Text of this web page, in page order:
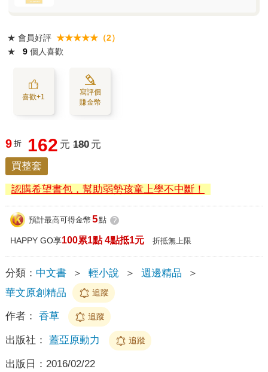
★ 會員好評 ★★★★★（2）
★
9 個人喜歡
喜歡+1
寫評價
賺金幣
9 折 162 元 180 元
買整套
認購希望書包，幫助弱勢孩童上學不中斷！
預計最高可得金幣 5點 ?
HAPPY GO享100累1點 4點抵1元 折抵無上限
分類： 中文書 ＞ 輕小說 ＞ 週邊精品
＞
華文原創精品
追蹤
作者： 香草 追蹤
出版社： 蓋亞原動力 追蹤
出版日： 2016/02/22